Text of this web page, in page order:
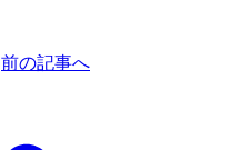
前の記事へ